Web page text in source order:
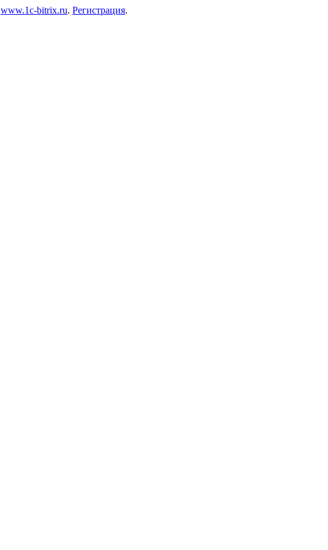
www.1c-bitrix.ru. Регистрация.